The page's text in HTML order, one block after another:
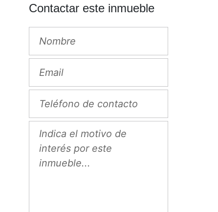
Next
Contactar este inmueble